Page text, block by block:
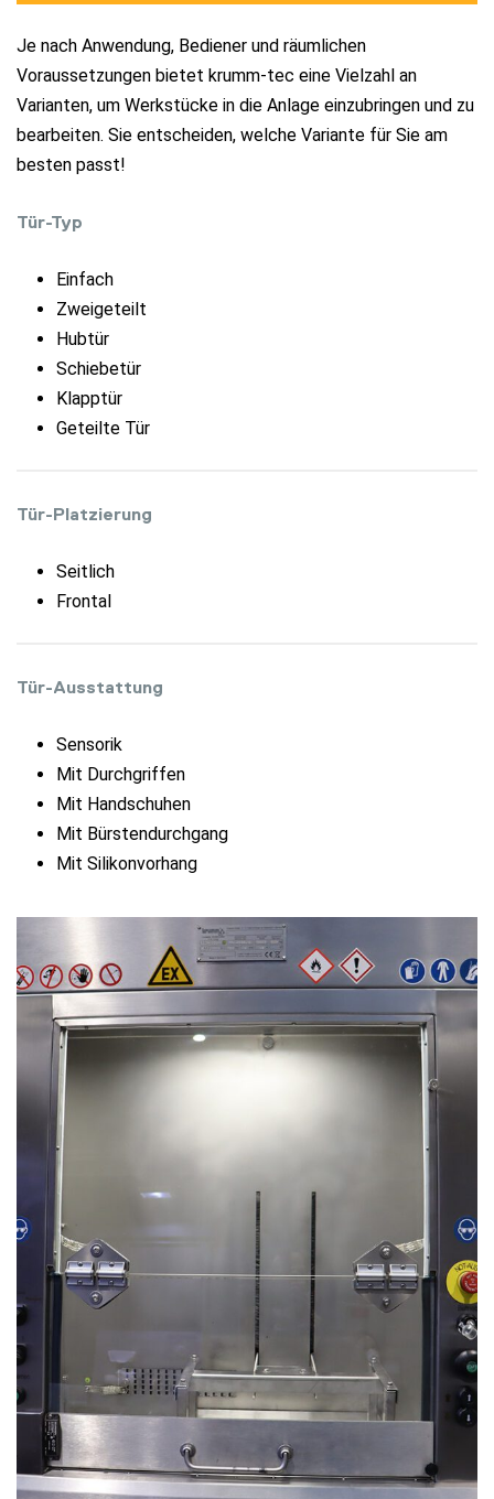
Je nach Anwendung, Bediener und räumlichen
Voraussetzungen bietet krumm-tec eine Vielzahl an
Varianten, um Werkstücke in die Anlage einzubringen und zu
bearbeiten. Sie entscheiden, welche Variante für Sie am
besten passt!
Tür-Typ
Einfach
Zweigeteilt
Hubtür
Schiebetür
Klapptür
Geteilte Tür
Tür-Platzierung
Seitlich
Frontal
Tür-Ausstattung
Sensorik
Mit Durchgriffen
Mit Handschuhen
Mit Bürstendurchgang
Mit Silikonvorhang